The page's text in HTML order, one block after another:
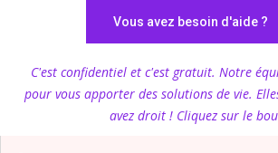
Vous avez besoin d'aide ?
C'est confidentiel et c'est gratuit. Notre
pour vous apporter des solutions de vie.
avez droit ! Cliquez sur le